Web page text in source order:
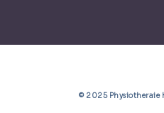
© 2025 Physiotheraie